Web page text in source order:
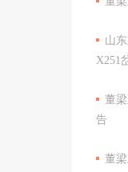
山
X251
董
告
董